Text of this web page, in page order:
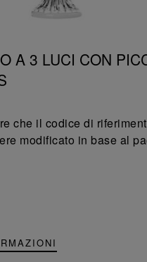
A 3 LUCI CON
che il codice di
modificato in base al